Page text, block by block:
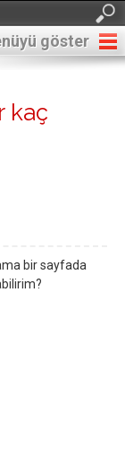
göster
kaç
bir sayfada